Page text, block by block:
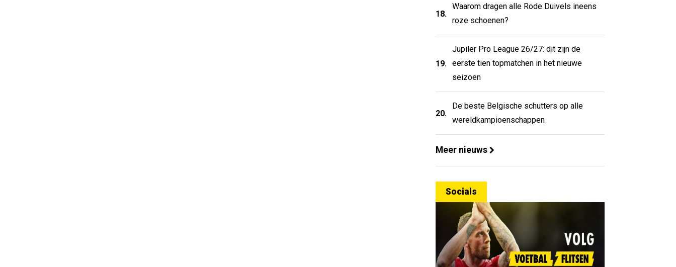
18.
Waarom dragen alle Rode Duivels ineens
roze schoenen?
19.
Jupiler Pro League 26/27: dit zijn de
eerste tien topmatchen in het nieuwe
seizoen
20.
De beste Belgische schutters op alle
wereldkampioenschappen
Meer nieuws
Socials